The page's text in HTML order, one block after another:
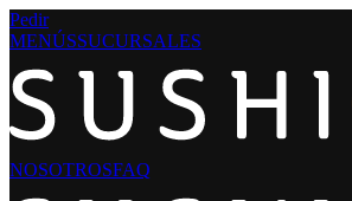
Pedir
MENÚSSUCURSALES
NOSOTROSFAQ